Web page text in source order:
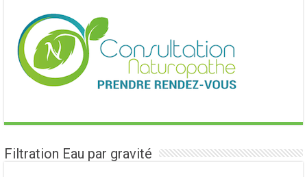
Filtration Eau par gravité